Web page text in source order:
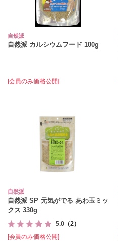
自然派
自然派 カルシウムフード 100g
[会員のみ価格公開]
自然派
自然派 SP 元気がでる あわ玉ミッ
クス 330g
5.0 （2）
[会員のみ価格公開]